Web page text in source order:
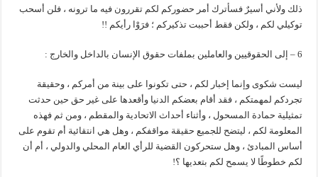
ذلك ولأني أسيرٌ فسأترك أمر حضوركم لكم تقررون فيه ما ترونه ، فلن أسحب
توكيلي لكم ، ولكن فقط أحببت تذكيركم ؛ فرَوْا رأيكم !!
6 – إلى الحقوقيين والعاملين بملفات حقوق الإنسان بالداخل والخارج :
ليست شكوى وإنما إخبار لكم ، حتى تكونوا على بينة من أمركم ، وحقيقة
تجردكم لمهمتكم ، فقد أقام بعضكم الدنيا وأقعدها على غير حق حين حدثت
تمثيلية حمادة المسحول ، وأثناء أحداث الاتحادية والمقطم ، ومن ثم فهذه
المعلومة لكم ، ليتضح للجميع حقيقة مواقفكم ، وهل هي انتقائية أم تقوم على
أساس المبادئ ، وهل ستحركون القضية للرأي العام المحلي والدولي ، أم أن
لكم خطوطًا لا يسمح لكم بتعديها ؟!